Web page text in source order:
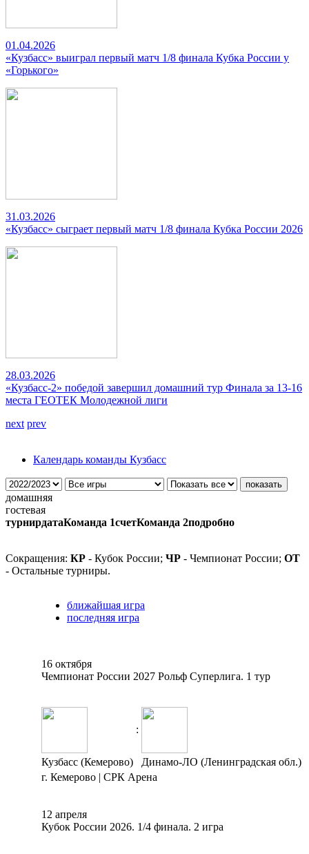
01.04.2026
«Кузбасс» выиграл первый матч 1/8 финала Кубка России у
«Горького»
31.03.2026
«Кузбасс» сыграет первый матч 1/8 финала Кубка России 2026
28.03.2026
«Кузбасс-2» победой завершил домашний тур Финала за 13-16
места ГЕОТЕК Молодежной лиги
next prev
Календарь команды Кузбасс
домашняя
гостевая
турнирдатаКоманда 1счетКоманда 2подробно
Сокращения: КР - Кубок России; ЧР - Чемпионат России; ОТ
- Остальные турниры.
ближайшая игра
последняя игра
16 октября
Чемпионат России 2027 Рольф Суперлига. 1 тур
:
Кузбасс (Кемерово)
Динамо-ЛО (Ленинградская обл.)
г. Кемерово | СРК Арена
12 апреля
Кубок России 2026. 1/4 финала. 2 игра